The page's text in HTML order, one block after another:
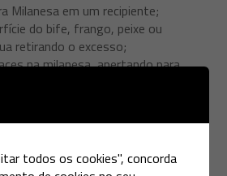
Milanesa em um recipiente;
do bife, frango, peixe ou
retirando o excesso;
na milanesa, apertando para
mistura;
e peixes.
todos os cookies", concorda